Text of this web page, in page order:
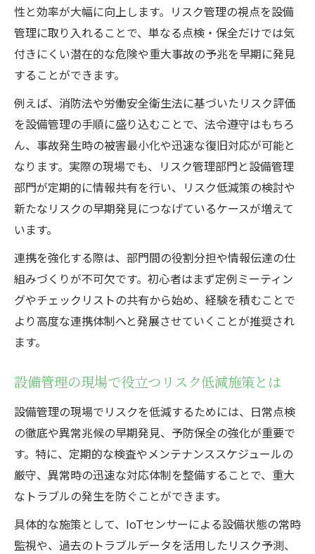
性と効率が大幅に向上します。リスク管理の視点を設備
管理に取り入れることで、単なる点検・保全だけでは気
付きにくい潜在的な危険や重大事故の予兆を早期に発見
することができます。
例えば、消防法や労働安全衛生法に基づいたリスク評価
を設備管理の手順に盛り込むことで、法令遵守はもちろ
ん、事故発生時の被害最小化や迅速な復旧対応が可能と
なります。実際の現場でも、リスク管理部門と設備管理
部門が定期的に情報共有を行い、リスク低減策の検討や
新たなリスクの早期発見につなげているケースが増えて
います。
連携を強化する際は、部門間の役割分担や情報伝達の仕
組みづくりが不可欠です。初心者はまず定例ミーティン
グやチェックリストの共有から始め、経験を積むことで
より高度な連携体制へと発展させていくことが推奨され
ます。
設備管理の現場で役立つリスク低減施策とは
設備管理の現場でリスクを低減するためには、日常点検
の徹底や異常兆候の早期発見、予防保全の強化が重要で
す。特に、定期的な検査やメンテナンススケジュールの
厳守、異常時の迅速な対応体制を整備することで、重大
なトラブルの発生を防ぐことができます。
具体的な施策として、IoTセンサーによる設備状態の常時
監視や、過去のトラブルデータを活用したリスク予測、